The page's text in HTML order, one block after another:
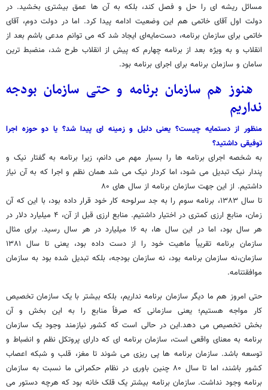
مسائل ریشه ای را حل و فصل کند، بلکه به آن ها عمق بیشتری بخشید. در
دولت اول آقای خاتمی هم این وضعیت ادامه پیدا کرد. اما در دولت دوم، آقای
خاتمی برای سازمان برنامه، دست‌مایه‌ای ایجاد شد که می توانم مدعی باشم بعد از
انقلاب و به ویژه بعد از برنامه چهارم که پیش از انقلاب طرح شد، منضبط ترین
سامان و سازمان برنامه برای اجرای برنامه بود.
هنوز هم سازمان برنامه و حتی سازمان بودجه
نداریم
منظور از دستمایه چیست؟ یعنی دلیل و زمینه ای پیدا شد؟ یا دو حوزه اجرا
توفیقی داشتید؟
به شخصه اجرای برنامه ها را بسیار مهم می دانم، زیرا برنامه به گفتار نیک و
پندار نیک تبدیل می شود، اما کردار نیک می شد همان نظم و اجرا که به آن نیاز
داشتیم. از این جهت سازمان برنامه از سال های ۸۰
تا سال ۱۳۸۳، برنامه سوم را به جد سرلوحه کار خود قرار داده بود، با این که آن
زمان، منابع ارزی کمتری در اختیار داشتیم. منابع ارزی قبل از آن، ۴ میلیارد دلار در
هر سال بود، اما در این سال ها، به ۱۶ میلیارد در هر سال رسید. برای مثال
سازمان برنامه تقریباً ماهیت خود را از دست داده بود، یعنی تا سال ۱۳۸۱
سازمان،نه سازمان برنامه بود، نه سازمان بودجه، بلکه تبدیل شده بود به سازمان
موافقتنامه.
حتی امروز هم ما دیگر سازمان برنامه نداریم، بلکه بیشتر با یک سازمان تخصیص
کار مواجه هستیم؛ یعنی سازمانی که صرفاً منابع را به این بخش و آن
بخش تخصیص می دهد.این در حالی است که کشور نیازمند وجود یک سازمان
برنامه به معنای واقعی است، سازمان برنامه ای که دارای پروتکل نظم و انضباط و
توسعه باشد. سازمان برنامه ها پی ریزی می شوند تا مغز، قلب و شبکه اعصاب
کشور باشند، اما تا سال ۸۰ چنین باوری در نظام حکمرانی ما نسبت به سازمان
برنامه وجود نداشت. سازمان برنامه بیشتر یک قلک خانه بود که هرچه دستور می